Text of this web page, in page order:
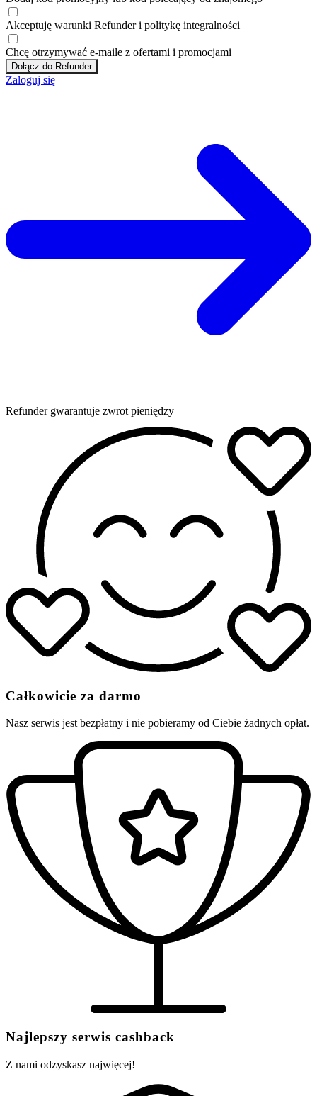
Akceptuję warunki Refunder i politykę integralności
Chcę otrzymywać e-maile z ofertami i promocjami
Dołącz do Refunder
Zaloguj się
Refunder gwarantuje zwrot pieniędzy
Całkowicie za darmo
Nasz serwis jest bezpłatny i nie pobieramy od Ciebie żadnych opłat.
Najlepszy serwis cashback
Z nami odzyskasz najwięcej!